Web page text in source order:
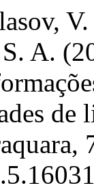
V.
A.
de